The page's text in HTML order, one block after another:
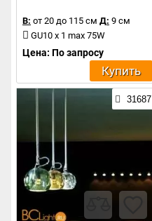
В: от 20 до 115 см Д: 9 см
GU10 x 1 max 75W
Цена: По запросу
Купить
31687